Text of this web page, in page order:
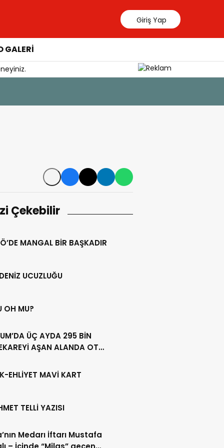
Giriş Yap
GALERİ
Çekebilir
MANGAL BİR BAŞKADIR
UCUZLUĞU
OH MU?
ÜÇ AYDA 295 BİN
AŞAN ALANDA OT
EHLİYET MAVİ KART
TELLİ YAZISI
Medarı İftarı Mustafa